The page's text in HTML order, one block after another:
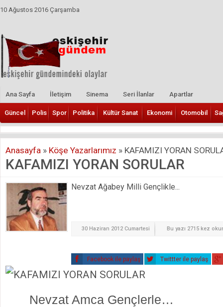
10 Ağustos 2016 Çarşamba
Ana Sayfa İletişim Sinema Seri İlanlar Apartlar
Güncel Polis Spor Politika Kültür Sanat Ekonomi Otomobil
Anasayfa » Köşe Yazarlarımız » KAFAMIZI YORAN
KAFAMIZI YORAN SORULAR
Nevzat Ağabey Milli Gençlikle...
30 Haziran 2012 Cumartesi Bu yazı 2715 kez
Facebook ile paylaş Twittter ile paylaş
Nevzat Amca Gençlerle…